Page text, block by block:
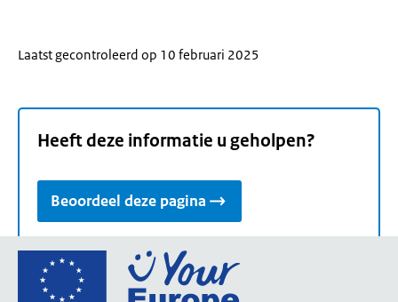
Laatst gecontroleerd op 10 februari 2025
Heeft deze informatie u geholpen?
Beoordeel deze pagina
Ga